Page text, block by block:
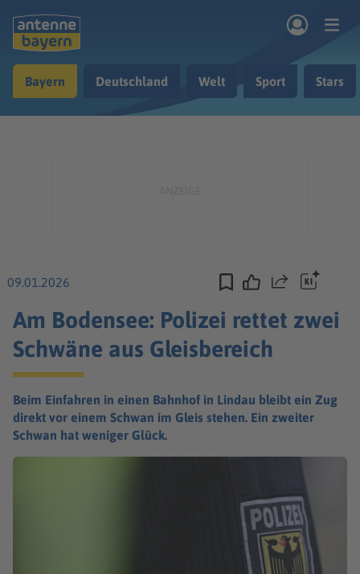
Musik & Radio
Bayern Deutschland Welt Sport Stars
09.01.2026 Teilen
Am Bodensee: Polizei rettet zwei
Schwäne aus Gleisbereich
Beim Einfahren in einen Bahnhof in Lindau bleibt ein Zug
direkt vor einem Schwan im Gleis stehen. Ein zweiter
Schwan hat weniger Glück.